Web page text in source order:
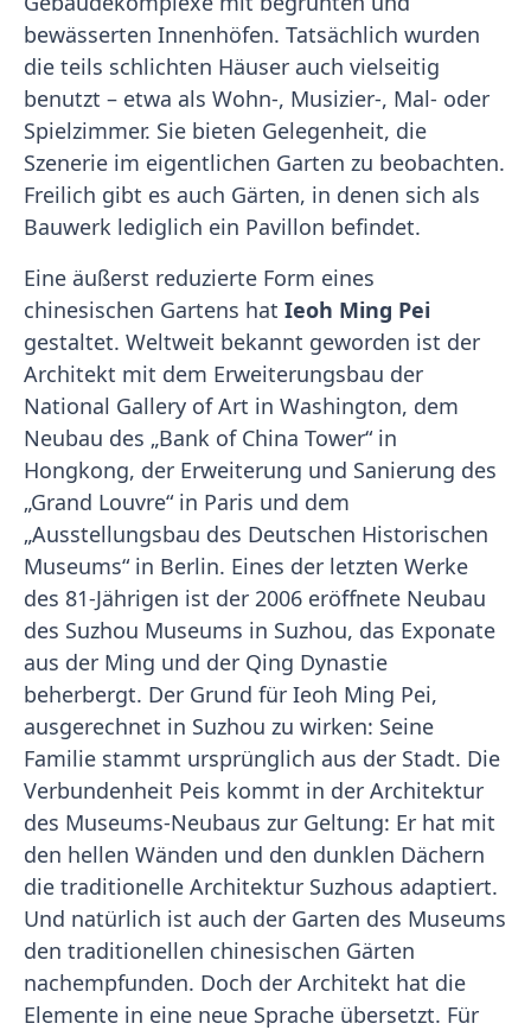
bewässerten Innenhöfen. Tatsächlich wurden
die teils schlichten Häuser auch vielseitig
benutzt – etwa als Wohn-, Musizier-, Mal- oder
Spielzimmer. Sie bieten Gelegenheit, die
Szenerie im eigentlichen Garten zu beobachten.
Freilich gibt es auch Gärten, in denen sich als
Bauwerk lediglich ein Pavillon befindet.
Eine äußerst reduzierte Form eines
chinesischen Gartens hat Ieoh Ming Pei
gestaltet. Weltweit bekannt geworden ist der
Architekt mit dem Erweiterungsbau der
National Gallery of Art in Washington, dem
Neubau des „Bank of China Tower“ in
Hongkong, der Erweiterung und Sanierung des
„Grand Louvre“ in Paris und dem
„Ausstellungsbau des Deutschen Historischen
Museums“ in Berlin. Eines der letzten Werke
des 81-Jährigen ist der 2006 eröffnete Neubau
des Suzhou Museums in Suzhou, das Exponate
aus der Ming und der Qing Dynastie
beherbergt. Der Grund für Ieoh Ming Pei,
ausgerechnet in Suzhou zu wirken: Seine
Familie stammt ursprünglich aus der Stadt. Die
Verbundenheit Peis kommt in der Architektur
des Museums-Neubaus zur Geltung: Er hat mit
den hellen Wänden und den dunklen Dächern
die traditionelle Architektur Suzhous adaptiert.
Und natürlich ist auch der Garten des Museums
den traditionellen chinesischen Gärten
nachempfunden. Doch der Architekt hat die
Elemente in eine neue Sprache übersetzt. Für